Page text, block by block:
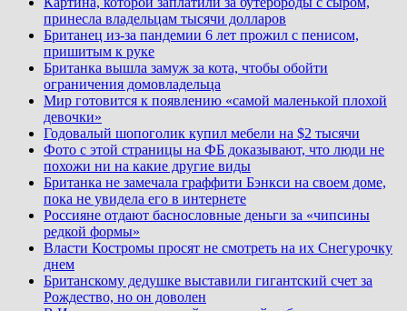
принесла владельцам тысячи долларов
Британец из-за пандемии 6 лет прожил с пенисом,
пришитым к руке
Британка вышла замуж за кота, чтобы обойти
ограничения домовладельца
Мир готовится к появлению «самой маленькой плохой
девочки»
Годовалый шопоголик купил мебели на $2 тысячи
Фото с этой страницы на ФБ доказывают, что люди не
похожи ни на какие другие виды
Британка не замечала граффити Бэнкси на своем доме,
пока не увидела его в интернете
Россияне отдают баснословные деньги за «чипсины
редкой формы»
Власти Костромы просят не смотреть на их Снегурочку
днем
Британскому дедушке выставили гигантский счет за
Рождество, но он доволен